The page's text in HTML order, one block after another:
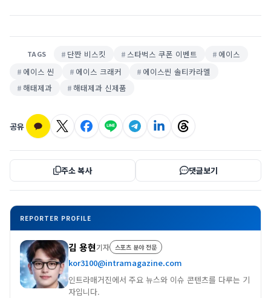
TAGS 단짠 비스킷 스타벅스 쿠폰 이벤트
에이스
에이스 씬
에이스 크래커
에이스씬 솔티카라멜
해태제과
해태제과 신제품
공유
주소 복사 댓글보기
REPORTER PROFILE
김 용현기자 스포츠 분야 전문
kor3100@intramagazine.com
인트라매거진에서 주요 뉴스와 이슈 콘텐츠를 다루는 기
자입니다.